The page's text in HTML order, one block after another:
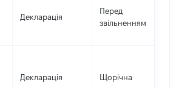
Декларація
Перед
звільненням
Декларація Щорічна